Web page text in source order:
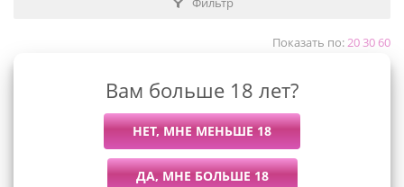
Показать по:203060
К сожалению, раздел пуст
В данный момент нет активных
товаров
Вам больше 18 лет?